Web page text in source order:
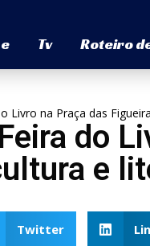
Tv Roteiro
Livro na Praça das
do
e
Twitter